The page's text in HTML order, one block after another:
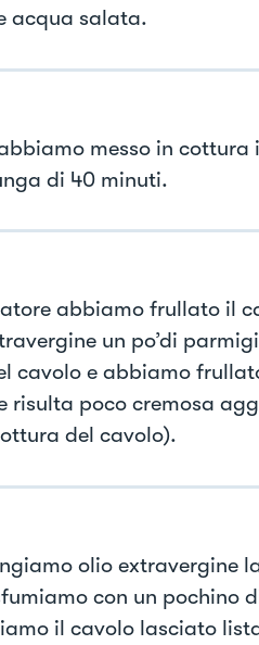
acqua salata.
messo in cottura
di 40 minuti.
abbiamo frullato il
un po’di
cavolo e abbiamo
risulta poco cremosa
del cavolo).
olio extravergine
con un pochino
il cavolo lasciato